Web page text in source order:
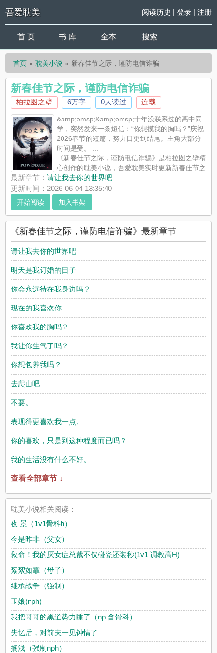
吾爱耽美 阅读历史 | 登录| 注册
首 页 书 库 全本 搜索
首页 耽美小说 新春佳节之际，谨防电信诈骗
新春佳节之际，谨防电信诈骗
柏拉图之壁 6万字 0人读过 连载
&amp;emsp;&amp;emsp;十年没联系过的高中同
学，突然发来一条短信：“你想摸我的胸吗？”庆祝
2026春节的短篇，努力日更到结尾。主角大部分
时间是受。 ...
《新春佳节之际，谨防电信诈骗》是柏拉图之壁精
心创作的耽美小说，吾爱耽美实时更新新春佳节之
际，谨防电信诈骗最新章节并且提供无弹窗阅读，书友所发表的
新春佳节之际，谨防电信诈骗评论，并不代表吾爱耽美赞同或者
支持新春佳节之际，谨防电信诈骗读者的观点。
最新章节：请让我去你的世界吧
更新时间：2026-06-04 13:35:40
开始阅读 加入书架
《新春佳节之际，谨防电信诈骗》最新章节
请让我去你的世界吧
明天是我订婚的日子
你会永远待在我身边吗？
现在的我喜欢你
你喜欢我的胸吗？
我让你生气了吗？
你想包养我吗？
去爬山吧
不要。
表现得更喜欢我一点。
你的喜欢，只是到这种程度而已吗？
我的生活没有什么不好。
查看全部章节 ↓
耽美小说相关阅读：
夜 景（1v1骨科h）
今是昨非（父女）
救命！我的厌女症总裁不仅碰瓷还装秒(1v1 调教高H)
絮絮如霏（母子）
继承战争（强制）
玉娘(nph)
我把哥哥的黑道势力睡了（np 含骨科）
失忆后，对前夫一见钟情了
搁浅（强制nph）